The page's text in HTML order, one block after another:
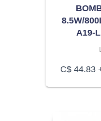
8.5W/
A19-
C$ 44.83